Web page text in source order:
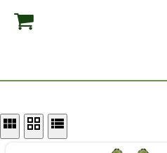
view_module grid_view view_list